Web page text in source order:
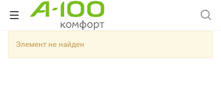
Элемент не найден